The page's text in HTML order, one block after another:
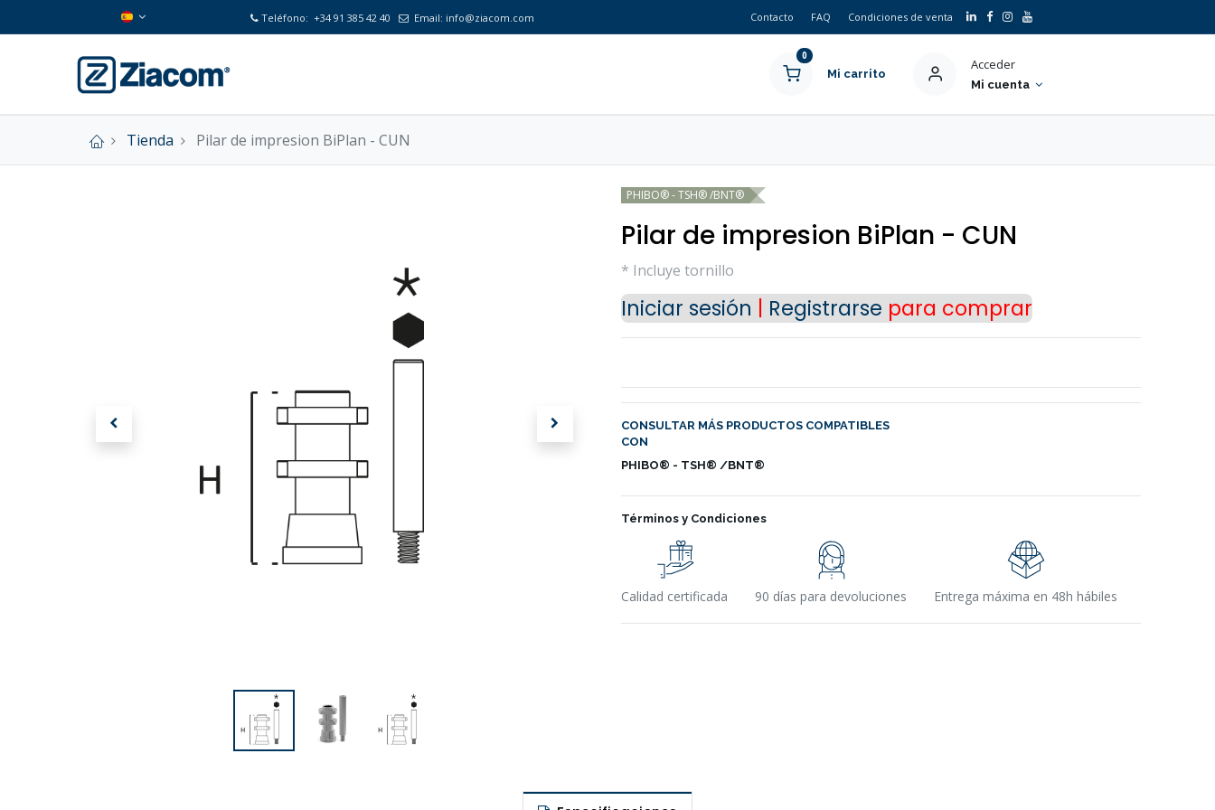
Teléfono: +34 91 385 42 40 Email: info@ziacom.com Contacto FAQ Condiciones de venta
0
Mi carrito
Acceder
Mi cuenta
Tienda Pilar de impresion BiPlan - CUN
PHIBO® - TSH® /BNT®
Pilar de impresion BiPlan - CUN
* Incluye tornillo
Iniciar sesión | Registrarse para comprar
CONSULTAR MÁS PRODUCTOS COMPATIBLES
CON
PHIBO® - TSH® /BNT®
Términos y Condiciones
Calidad certificada 90 días para devoluciones Entrega máxima en 48h hábiles